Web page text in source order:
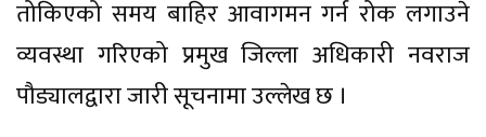
तोकिएको समय बाहिर आवागमन गर्न रोक लगाउने
व्यवस्था गरिएको प्रमुख जिल्ला अधिकारी नवराज
पौड्यालद्वारा जारी सूचनामा उल्लेख छ ।